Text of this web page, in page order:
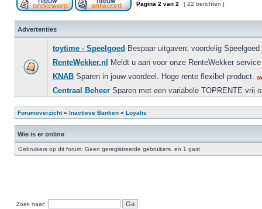
Pagina 2 van 2 [ 22 berichten ]
Advertenties
Forumoverzicht» Inactieve Banken » Loyalis
Wie is er online
Gebruikers op dit forum: Geen geregistreerde gebruikers. en 1 gast
Zoek naar: